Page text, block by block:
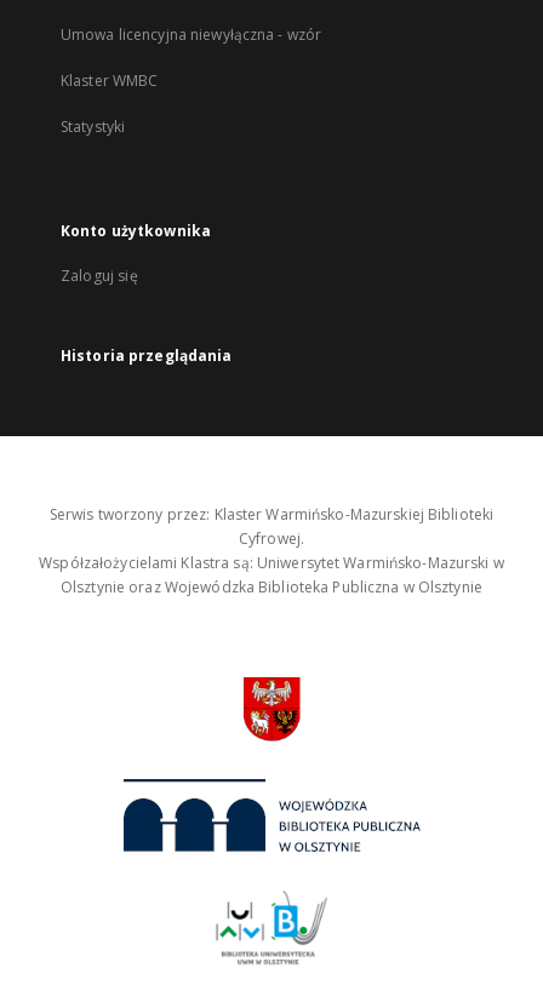
Umowa licencyjna niewyłączna - wzór
Klaster WMBC
Statystyki
Konto użytkownika
Zaloguj się
Historia przeglądania
Serwis tworzony przez: Klaster Warmińsko-Mazurskiej Biblioteki
Cyfrowej.
Współzałożycielami Klastra są: Uniwersytet Warmińsko-Mazurski w
Olsztynie oraz Wojewódzka Biblioteka Publiczna w Olsztynie